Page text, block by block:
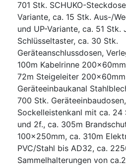
701 Stk. SCHUKO-
Variante, ca. 15 Stk. Aus-/
und UP-Variante, ca. 51 Stk.
Schlüsseltaster, ca. 30 Stk.
Geräteanschlussdosen,
100m Kabelrinne
72m Steigeleiter
Geräteeinbaukanal
700 Stk.
Sockelleistenkanl mit ca. 24
und 2f., ca. 305m
100x250mm, ca. 310m
PVC/Stahl bis AD32, ca.
Sammelhalterungen von